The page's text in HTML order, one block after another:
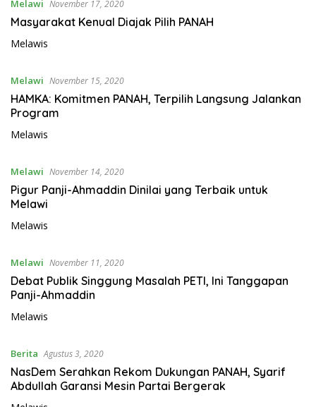
Melawi November 17, 2020
Masyarakat Kenual Diajak Pilih PANAH
Melawis
Melawi November 15, 2020
HAMKA: Komitmen PANAH, Terpilih Langsung Jalankan
Program
Melawis
Melawi November 14, 2020
Pigur Panji-Ahmaddin Dinilai yang Terbaik untuk
Melawi
Melawis
Melawi November 11, 2020
Debat Publik Singgung Masalah PETI, Ini Tanggapan
Panji-Ahmaddin
Melawis
Berita Agustus 3, 2020
NasDem Serahkan Rekom Dukungan PANAH, Syarif
Abdullah Garansi Mesin Partai Bergerak